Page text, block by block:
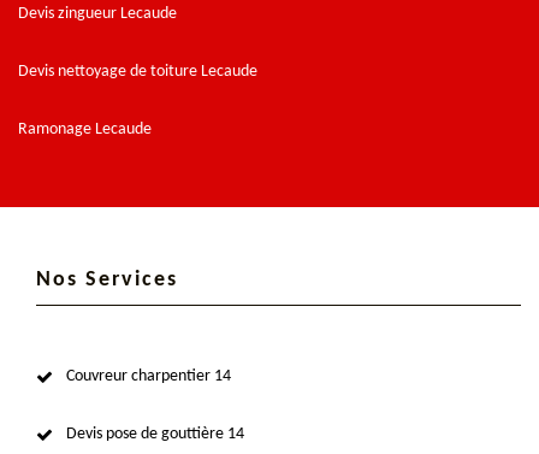
Devis zingueur Lecaude
Devis nettoyage de toiture Lecaude
Ramonage Lecaude
Nos Services
Couvreur charpentier 14
Devis pose de gouttière 14